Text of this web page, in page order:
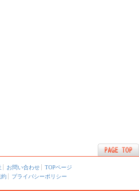
お問い合わせ
TOPページ
プライバシーポリシー